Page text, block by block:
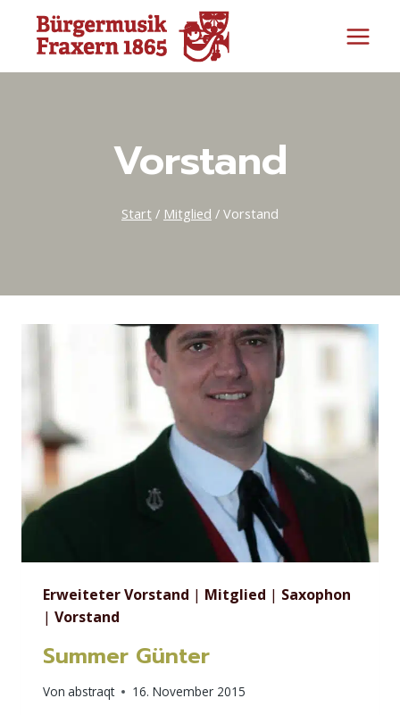
Inhalt
springen
Vorstand
Start / Mitglied / Vorstand
Erweiteter Vorstand | Mitglied | Saxophon
| Vorstand
Summer Günter
Von abstraqt 16. November 2015